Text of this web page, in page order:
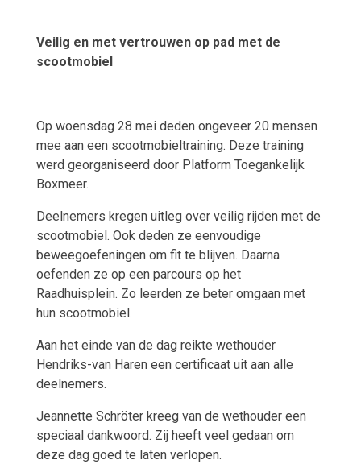
Veilig en met vertrouwen op pad met de
scootmobiel
Op woensdag 28 mei deden ongeveer 20 mensen
mee aan een scootmobieltraining. Deze training
werd georganiseerd door Platform Toegankelijk
Boxmeer.
Deelnemers kregen uitleg over veilig rijden met de
scootmobiel. Ook deden ze eenvoudige
beweegoefeningen om fit te blijven. Daarna
oefenden ze op een parcours op het
Raadhuisplein. Zo leerden ze beter omgaan met
hun scootmobiel.
Aan het einde van de dag reikte wethouder
Hendriks-van Haren een certificaat uit aan alle
deelnemers.
Jeannette Schröter kreeg van de wethouder een
speciaal dankwoord. Zij heeft veel gedaan om
deze dag goed te laten verlopen.